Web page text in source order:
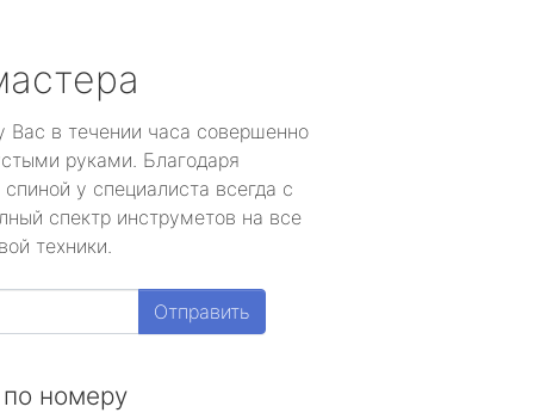
Вас в течении часа совершенно
руками. Благодаря
у специалиста всегда с
спектр инструметов на все
техники.
Отправить
номеру